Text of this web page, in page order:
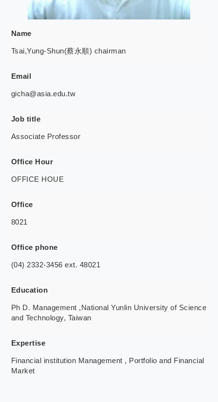
Name
Tsai,Yung-Shun(蔡永順) chairman
Email
gicha@asia.edu.tw
Job title
Associate Professor
Office Hour
OFFICE HOUE
Office
8021
Office phone
(04) 2332-3456 ext. 48021
Education
Ph D. Management ,National Yunlin University of Science
and Technology, Taiwan
Expertise
Financial institution Management , Portfolio and Financial
Market